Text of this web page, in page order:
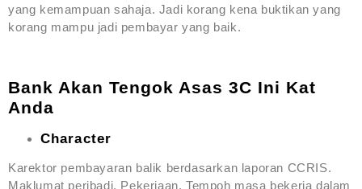
yang kemampuan sahaja. Jadi korang kena buktikan yang
korang mampu jadi pembayar yang baik.
Bank Akan Tengok Asas 3C Ini Kat
Anda
Character
Karektor pembayaran balik berdasarkan laporan CCRIS.
Maklumat peribadi. Pekerjaan. Tempoh masa bekerja dalam